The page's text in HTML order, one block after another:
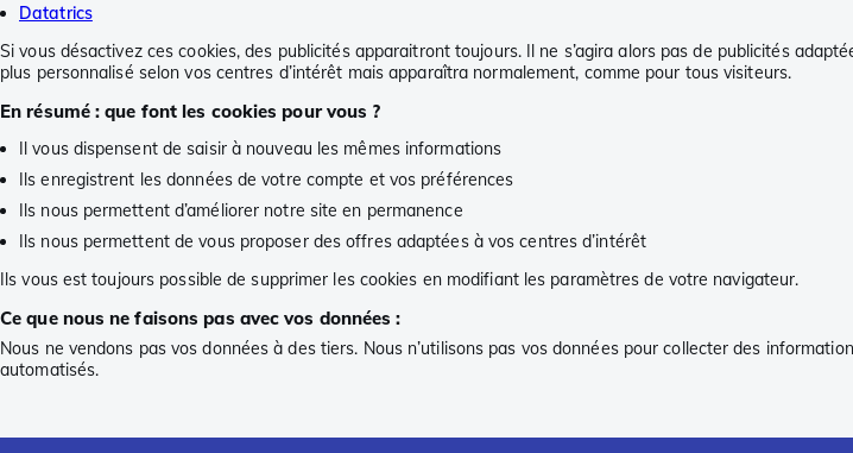
Datatrics
Si vous désactivez ces cookies, des publicités apparaitront toujours. Il ne s’agira alors pas de publicités
plus personnalisé selon vos centres d’intérêt mais apparaîtra normalement, comme pour tous visiteurs.
En résumé : que font les cookies pour vous ?
Il vous dispensent de saisir à nouveau les mêmes informations
Ils enregistrent les données de votre compte et vos préférences
Ils nous permettent d’améliorer notre site en permanence
Ils nous permettent de vous proposer des offres adaptées à vos centres d’intérêt
Ils vous est toujours possible de supprimer les cookies en modifiant les paramètres de votre navigateur.
Ce que nous ne faisons pas avec vos données :
Nous ne vendons pas vos données à des tiers. Nous n’utilisons pas vos données pour collecter des
automatisés.